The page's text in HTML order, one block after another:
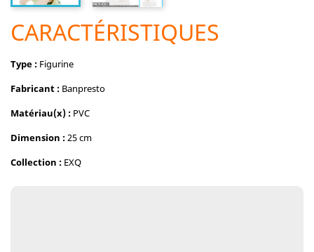
CARACTÉRISTIQUES
Type : Figurine
Fabricant : Banpresto
Matériau(x) : PVC
Dimension :25 cm
Collection : EXQ